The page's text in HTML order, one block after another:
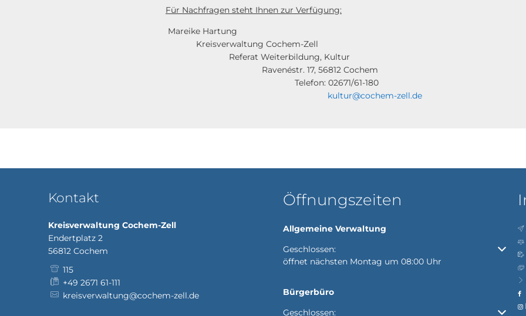
Für Nachfragen steht Ihnen zur Verfügung:
Mareike
Kreisverwaltung
Referat Weiterbildung,
Ravenéstr. 17, 56812
Telefon: 02671/
kultur@cochem-zell.de
Kontakt
Kreisverwaltung Cochem-Zell
Endertplatz 2
56812 Cochem
115
+49 2671 61-111
kreisverwaltung@cochem-zell.de
Öffnungszeiten
Allgemeine Verwaltung
Klicken, um weitere Öffnungs- oder Schließzeiten
Geschlossen:
öffnet nächsten Montag um 08:00 Uhr
Bürgerbüro
Klicken, um weitere Öffnungs- oder Schließzeiten
Geschlossen: